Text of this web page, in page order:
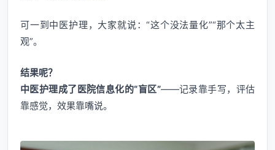
可一到中医护理，大家就说：“这个没法量化”“那个太主
观”。
结果呢？
中医护理成了医院信息化的“盲区”——记录靠手写，评估
靠感觉，效果靠嘴说。